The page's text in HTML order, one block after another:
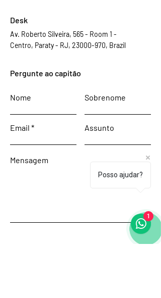
Desk
Av. Roberto Silveira, 565 - Room 1 -
Centro, Paraty - RJ, 23000-970, Brazil
Pergunte ao capitão
Nome Sobrenome
Email Assunto
Mensagem
Posso ajudar?
1